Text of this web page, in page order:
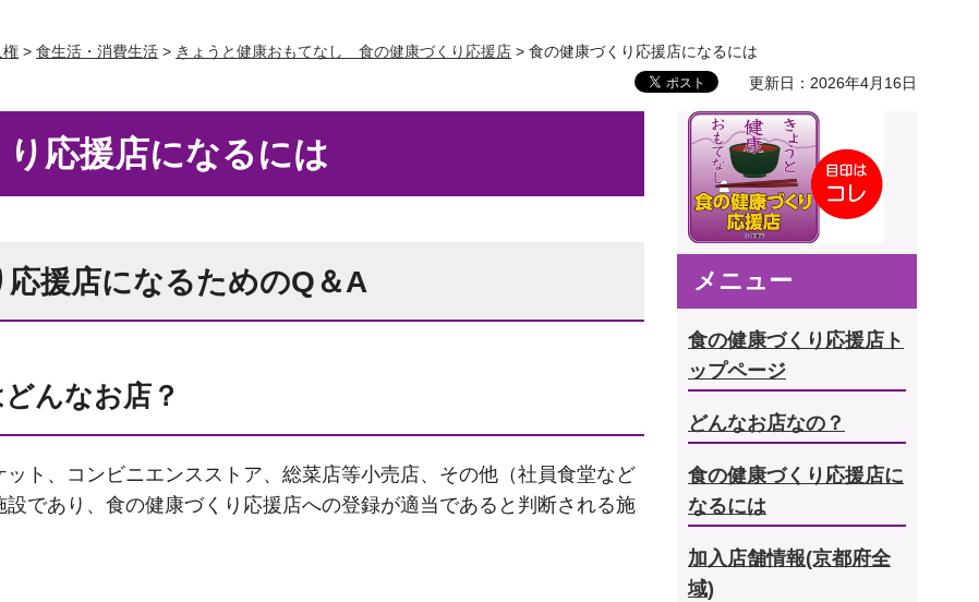
権 > 食生活・消費生活 > きょうと健康おもてなし 食の健康づくり応援店 > 食の健康づくり応援店になるには
更新日：2026年4月16日
応援店になるには
援店になるためのQ＆A
んなお店？
ト、コンビニエンスストア、総菜店等小売店、その他（社員食堂など
であり、食の健康づくり応援店への登録が適当であると判断される施
メニュー
食の健康づくり応援店ト
ップページ
どんなお店なの？
食の健康づくり応援店に
なるには
加入店舗情報(京都府全
域)